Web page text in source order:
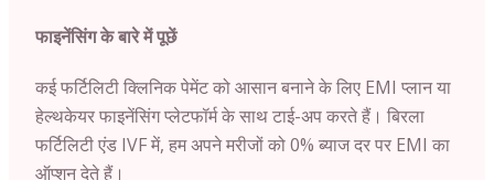
फाइनेंसिंग के बारे में पूछें
कई फर्टिलिटी क्लिनिक पेमेंट को आसान बनाने के लिए EMI प्लान या
हेल्थकेयर फाइनेंसिंग प्लेटफॉर्म के साथ टाई-अप करते हैं। बिरला
फर्टिलिटी एंड IVF में, हम अपने मरीजों को 0% ब्याज दर पर EMI का
ऑप्शन देते हैं।